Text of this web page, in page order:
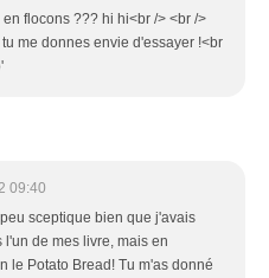
flocons ??? hi hi<br /> <br />
me donnes envie d'essayer !<br
09:40
sceptique bien que j'avais
de mes livre, mais en
le Potato Bread! Tu m'as donné